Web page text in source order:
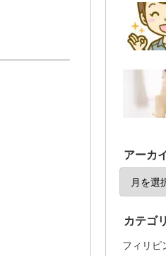
アーカ
カテゴ
フィリピ